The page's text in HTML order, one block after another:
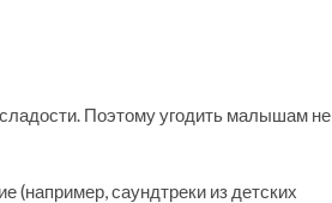
Поэтому угодить малышам не
(например, саундтреки из детских